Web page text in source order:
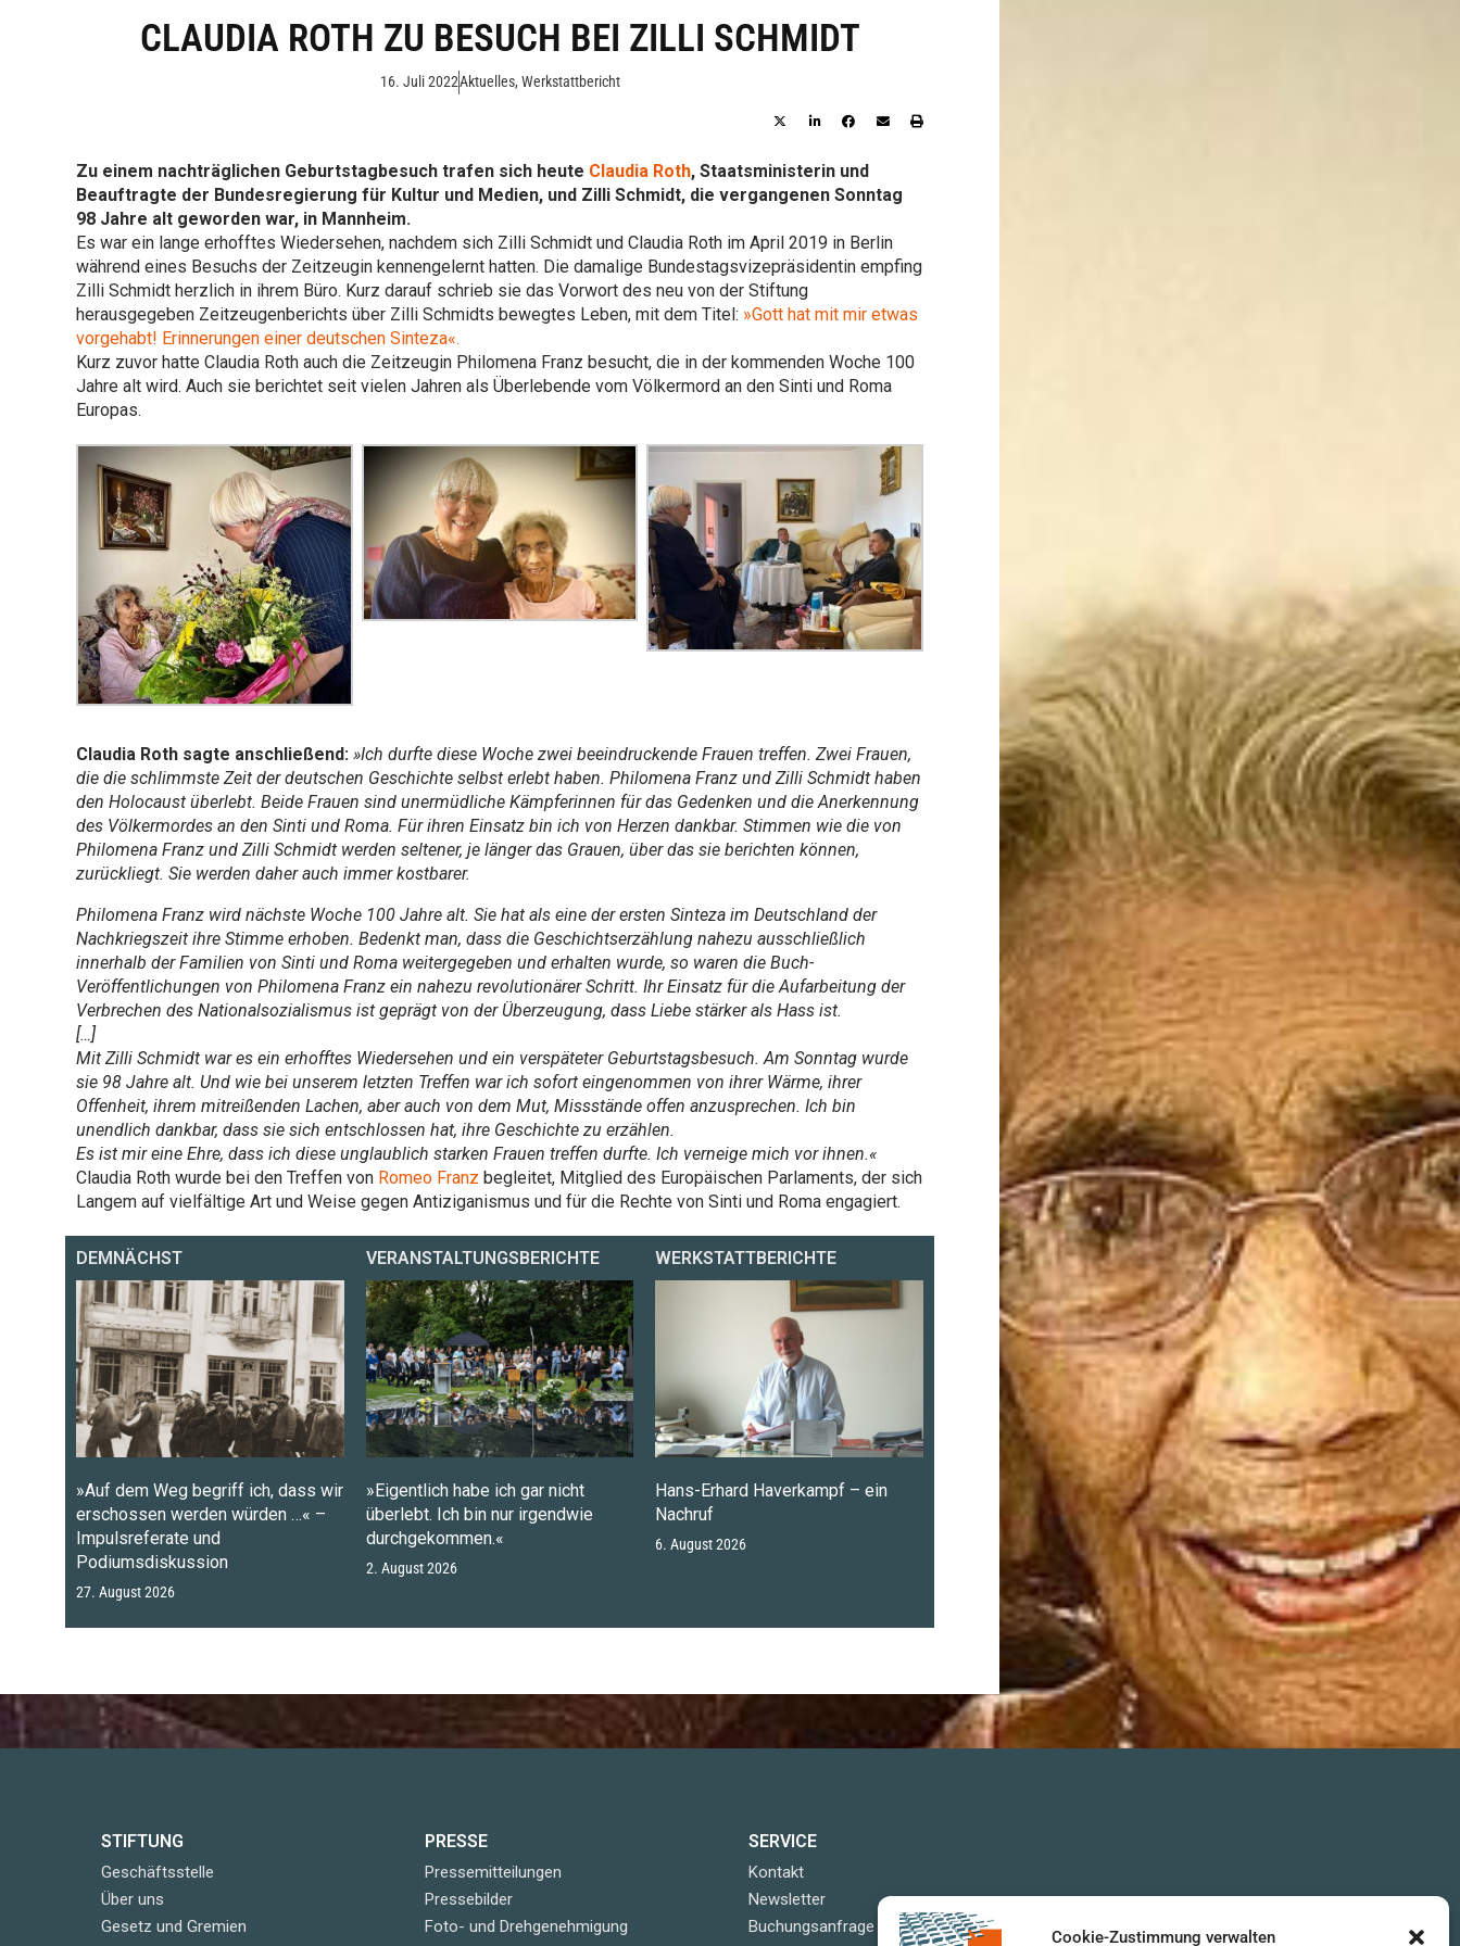
Cookie-Zustimmung verwalten
CLAUDIA ROTH ZU BESUCH BEI ZILLI SCHMIDT
16. Juli 2022Aktuelles, Werkstattbericht
Zu einem nachträglichen Geburtstagbesuch trafen sich heute Claudia Roth, Staatsministerin und
Beauftragte der Bundesregierung für Kultur und Medien, und Zilli Schmidt, die vergangenen Sonntag
98 Jahre alt geworden war, in Mannheim.
Es war ein lange erhofftes Wiedersehen, nachdem sich Zilli Schmidt und Claudia Roth im April 2019 in Berlin
während eines Besuchs der Zeitzeugin kennengelernt hatten. Die damalige Bundestagsvizepräsidentin empfing
Zilli Schmidt herzlich in ihrem Büro. Kurz darauf schrieb sie das Vorwort des neu von der Stiftung
herausgegeben Zeitzeugenberichts über Zilli Schmidts bewegtes Leben, mit dem Titel: »Gott hat mit mir etwas
vorgehabt! Erinnerungen einer deutschen Sinteza«.
Kurz zuvor hatte Claudia Roth auch die Zeitzeugin Philomena Franz besucht, die in der kommenden Woche 100
Jahre alt wird. Auch sie berichtet seit vielen Jahren als Überlebende vom Völkermord an den Sinti und Roma
Europas.
Claudia Roth sagte anschließend: »Ich durfte diese Woche zwei beeindruckende Frauen treffen. Zwei Frauen,
die die schlimmste Zeit der deutschen Geschichte selbst erlebt haben. Philomena Franz und Zilli Schmidt haben
den Holocaust überlebt. Beide Frauen sind unermüdliche Kämpferinnen für das Gedenken und die Anerkennung
des Völkermordes an den Sinti und Roma. Für ihren Einsatz bin ich von Herzen dankbar. Stimmen wie die von
Philomena Franz und Zilli Schmidt werden seltener, je länger das Grauen, über das sie berichten können,
zurückliegt. Sie werden daher auch immer kostbarer.
Philomena Franz wird nächste Woche 100 Jahre alt. Sie hat als eine der ersten Sinteza im Deutschland der
Nachkriegszeit ihre Stimme erhoben. Bedenkt man, dass die Geschichtserzählung nahezu ausschließlich
innerhalb der Familien von Sinti und Roma weitergegeben und erhalten wurde, so waren die Buch-
Veröffentlichungen von Philomena Franz ein nahezu revolutionärer Schritt. Ihr Einsatz für die Aufarbeitung der
Verbrechen des Nationalsozialismus ist geprägt von der Überzeugung, dass Liebe stärker als Hass ist.
[…]
Mit Zilli Schmidt war es ein erhofftes Wiedersehen und ein verspäteter Geburtstagsbesuch. Am Sonntag wurde
sie 98 Jahre alt. Und wie bei unserem letzten Treffen war ich sofort eingenommen von ihrer Wärme, ihrer
Offenheit, ihrem mitreißenden Lachen, aber auch von dem Mut, Missstände offen anzusprechen. Ich bin
unendlich dankbar, dass sie sich entschlossen hat, ihre Geschichte zu erzählen.
Es ist mir eine Ehre, dass ich diese unglaublich starken Frauen treffen durfte. Ich verneige mich vor ihnen.«
Claudia Roth wurde bei den Treffen von Romeo Franz begleitet, Mitglied des Europäischen Parlaments, der sich
Langem auf vielfältige Art und Weise gegen Antiziganismus und für die Rechte von Sinti und Roma engagiert.
DEMNÄCHST
»Auf dem Weg begriff ich, dass wir
erschossen werden würden …« –
Impulsreferate und
Podiumsdiskussion
27. August 2026
VERANSTALTUNGSBERICHTE
»Eigentlich habe ich gar nicht
überlebt. Ich bin nur irgendwie
durchgekommen.«
2. August 2026
WERKSTATTBERICHTE
Hans-Erhard Haverkampf – ein
Nachruf
6. August 2026
STIFTUNG
Geschäftsstelle
Über uns
Gesetz und Gremien
PRESSE
Pressemitteilungen
Pressebilder
Foto- und Drehgenehmigung
SERVICE
Kontakt
Newsletter
Buchungsanfrage